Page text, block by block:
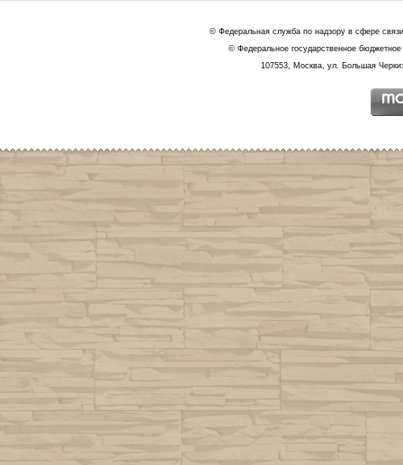
© Федеральная служба по надзору в сфере
© Федеральное государственное
107553, Москва, ул. Большая